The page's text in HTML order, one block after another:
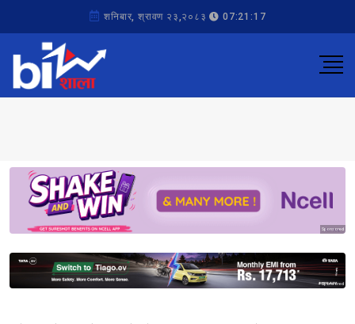
शनिबार, श्रावण २३,२०८३ 07:21:17
Sponsored
Sponsored